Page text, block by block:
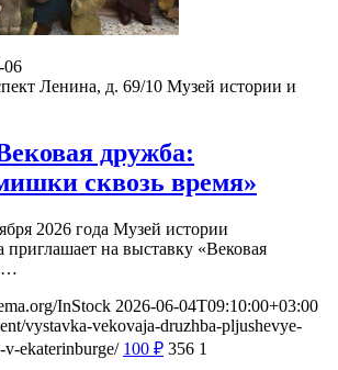
06
Ленина, д. 69/10 Музей истории и
дружба:
сквозь время»
2026 года Музей истории
приглашает на выставку «Вековая
InStock 2026-06-04T09:10:00+03:00
vystavka-vekovaja-druzhba-pljushevye-
ekaterinburge/ 100 ₽ 356 1